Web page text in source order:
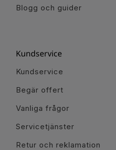
Blogg och guider
Kundservice
Kundservice
Begär offert
Vanliga frågor
Servicetjänster
Retur och reklamation